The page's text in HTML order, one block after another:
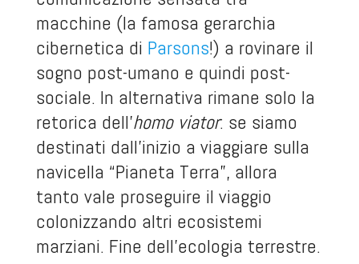
macchine (la famosa gerarchia
cibernetica di Parsons!) a rovinare il
sogno post-umano e quindi post-
sociale. In alternativa rimane solo la
retorica dell’homo viator: se siamo
destinati dall’inizio a viaggiare sulla
navicella “Pianeta Terra”, allora
tanto vale proseguire il viaggio
colonizzando altri ecosistemi
marziani. Fine dell’ecologia terrestre.